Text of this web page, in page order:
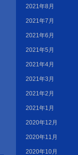
2021年8月
2021年7月
2021年6月
2021年5月
2021年4月
2021年3月
2021年2月
2021年1月
2020年12月
2020年11月
2020年10月